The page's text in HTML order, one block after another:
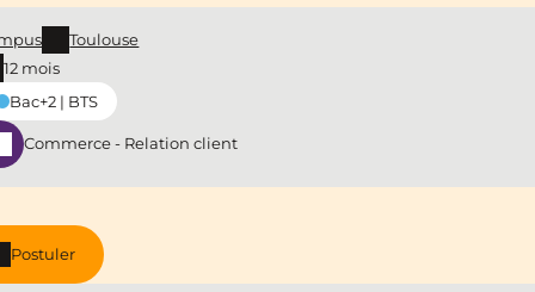
Postuler
Toulouse
12 mois
Bac+2 | BTS
Commerce - Relation client